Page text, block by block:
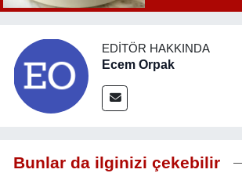
EDITÖR HAKKINDA
Ecem Orpak
Bunlar da ilginizi çekebilir